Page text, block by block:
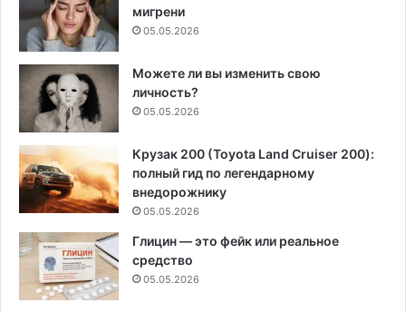
мигрени
05.05.2026
Можете ли вы изменить свою
личность?
05.05.2026
Крузак 200 (Toyota Land Cruiser 200):
полный гид по легендарному
внедорожнику
05.05.2026
Глицин — это фейк или реальное
средство
05.05.2026